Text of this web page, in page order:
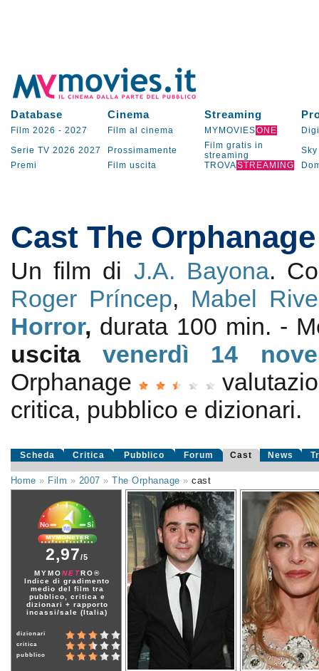
Database Cinema Streaming
Film 2026 - 2027 Film al cinema MYMOVIESONE
Serie TV 2026 2027 Prossimamente
Film gratis in
streaming
Sky
Premi
Film uscita TROVASTREAMING
Cast The Orphanage
Un film di J.A. Bayona.
Roger Príncep, Mabel
Horror, durata 100 min. -
uscitavenerdì 14
Orphanage
critica, pubblico e dizionari.
Scheda Critica Pubblico Forum Cast News
Home » Film » 2007 »The Orphanage »cast
2,97/5
MYMONETRO®
Indice di gradimento
medio del film tra
pubblico, critica e
dizionari + rapporto
incassi/sale (Italia)
dizionari
critica
pubblico